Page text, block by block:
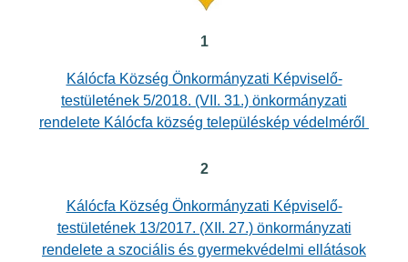
1
Kálócfa Község Önkormányzati Képviselő-
testületének 5/2018. (VII. 31.) önkormányzati
rendelete Kálócfa község településkép védelméről
2
Kálócfa Község Önkormányzati Képviselő-
testületének 13/2017. (XII. 27.) önkormányzati
rendelete a szociális és gyermekvédelmi ellátások